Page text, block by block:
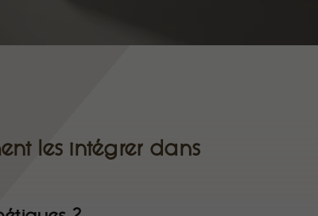
les intégrer dans